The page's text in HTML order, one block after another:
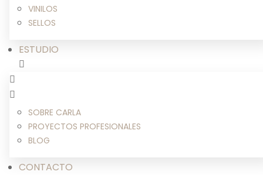
VINILOS
SELLOS
ESTUDIO
SOBRE CARLA
PROYECTOS PROFESIONALES
BLOG
CONTACTO